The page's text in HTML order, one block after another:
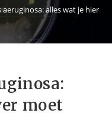
aeruginosa: alles wat je
moet